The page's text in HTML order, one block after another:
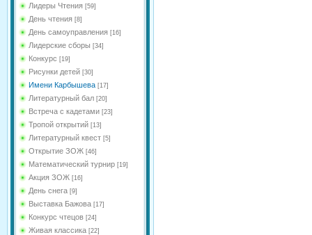
Лидеры Чтения [59]
День чтения [8]
День самоуправления [16]
Лидерские сборы [34]
Конкурс [19]
Рисунки детей [30]
Имени Карбышева [17]
Литературный бал [20]
Встреча с кадетами [23]
Тропой открытий [13]
Литературный квест [5]
Открытие ЗОЖ [46]
Математический турнир [19]
Акция ЗОЖ [16]
День снега [9]
Выставка Бажова [17]
Конкурс чтецов [24]
Живая классика [22]